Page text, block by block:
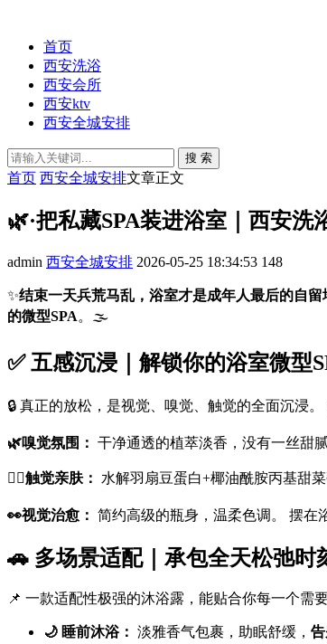
首页
西安洗浴
西安会所
西安ktv
西安全城安排
搜 索
首页 西安全城安排文章正文
🌿·把私藏SPA装进浴室｜西安洗
admin 西安全城安排 2026-05-25 18:34:53 148
✨结束一天兵荒马乱，浴室才是成年人最后的自留
的微型SPA。🌫️
✅ 五感沉浸｜解锁你的浴室微型
🔒 真正的放松，是视觉、嗅觉、触觉的全面沉浸
🌿嗅觉氛围： 干净通透的植萃淡香，没有一丝甜
💆‍♀️触觉亲肤： 水解羽扇豆蛋白+椰油酰胺丙基甜菜
👀视觉治愈： 简约高级的瓶身，温柔色调。 摆在
🚗 多场景适配｜承包全天松弛时
📌 一款适配性极强的沐浴露，能贴合你每一个需
🌙 睡前沐浴： 淡雅香气包裹，助眠舒缓，